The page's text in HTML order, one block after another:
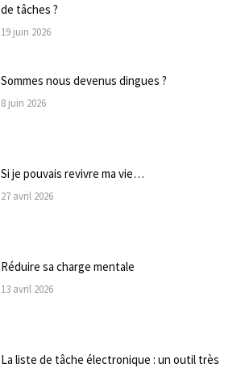
de tâches ?
19 juin 2026
Sommes nous devenus dingues ?
8 juin 2026
Si je pouvais revivre ma vie…
27 avril 2026
Réduire sa charge mentale
13 avril 2026
La liste de tâche électronique : un outil très